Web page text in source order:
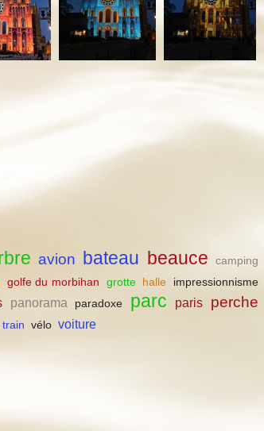
avion bateau beauce
camping
golfe du morbihan grotte halle impressionnisme
panorama paradoxe parc paris perche
train vélo voiture